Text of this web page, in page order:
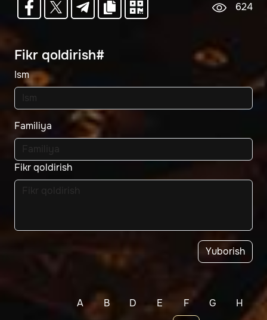
624
Fikr qoldirish#
Ism
Familiya
Fikr qoldirish
Yuborish
A B D E F G
H